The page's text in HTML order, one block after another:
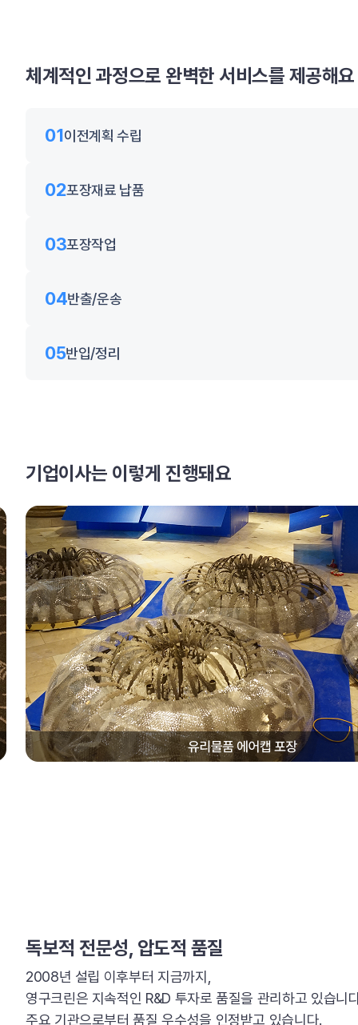
체계적인 과정으로 완벽한 서비스를 제공해요
01이전계획 수립
02포장재료 납품
03포장작업
04반출/운송
05반입/정리
기업이사는 이렇게 진행돼요
독보적 전문성, 압도적 품질
2008년 설립 이후부터 지금까지,
영구크린은 지속적인 R&D 투자로 품질을 관리하고 있습니
주요 기관으로부터 품질 우수성을 인정받고 있습니다.